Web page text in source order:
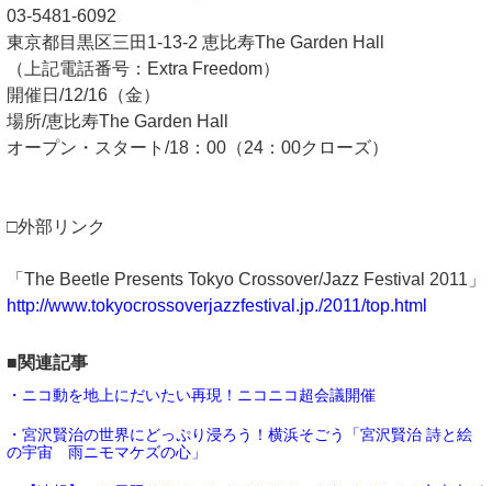
03-5481-6092
東京都目黒区三田1-13-2 恵比寿The Garden Hall
（上記電話番号：Extra Freedom）
開催日/12/16（金）
場所/恵比寿The Garden Hall
オープン・スタート/18：00（24：00クローズ）
□外部リンク
「The Beetle Presents Tokyo Crossover/Jazz Festival 2011」
http://www.tokyocrossoverjazzfestival.jp./2011/top.html
■関連記事
・ニコ動を地上にだいたい再現！ニコニコ超会議開催
・宮沢賢治の世界にどっぷり浸ろう！横浜そごう「宮沢賢治 詩と絵
の宇宙 雨ニモマケズの心」